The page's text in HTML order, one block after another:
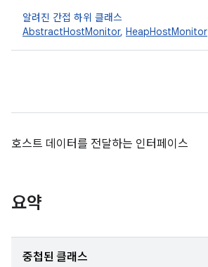
알려진 간접 하위 클래스
AbstractHostMonitor, HeapHostMonitor
호스트 데이터를 전달하는 인터페이스
요약
중첩된 클래스